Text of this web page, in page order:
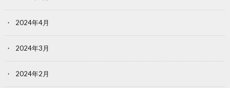
2024年4月
2024年3月
2024年2月